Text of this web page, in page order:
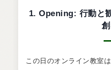
1. Opening: 行動と
この日のオンライン教室